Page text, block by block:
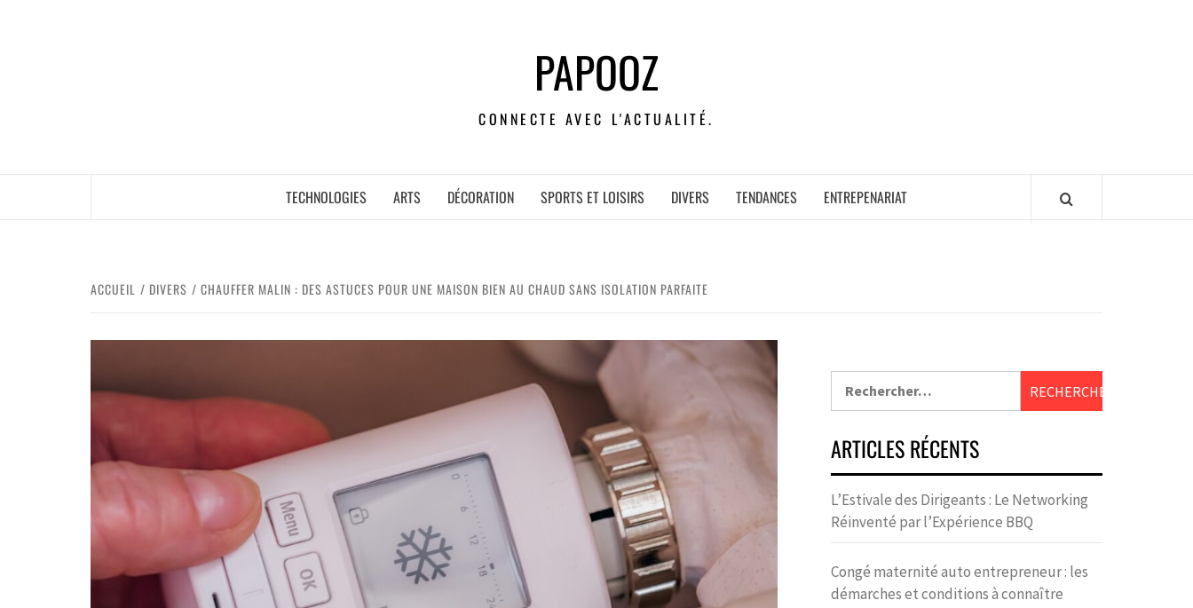
PAPOOZ
CONNECTE AVEC L'ACTUALITÉ.
TECHNOLOGIES ARTS DÉCORATION SPORTS ET LOISIRS DIVERS TENDANCES ENTREPENARIAT
ACCUEIL DIVERS CHAUFFER MALIN : DES ASTUCES POUR UNE MAISON BIEN AU CHAUD SANS ISOLATION PARFAITE
ARTICLES RÉCENTS
L’Estivale des Dirigeants : Le Networking
Réinventé par l’Expérience BBQ
Congé maternité auto entrepreneur : les
démarches et conditions à connaître